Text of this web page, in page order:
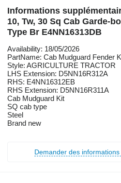
Informations
10, Tw, 30 Sq Cab Garde-
Type Br E4NN16313DB
Availability: 18/05/2026
PartName: Cab Mudguard Fender
Style: AGRICULTURE TRACTOR
LHS Extension: D5NN16R312A
RHS: E4NN16312EB
RHS Extension: D5NN16R311A
Cab Mudguard Kit
SQ cab type
Steel
Brand new
Demander des